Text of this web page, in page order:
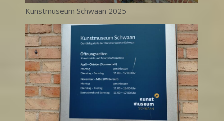
Kunstmuseum Schwaan 2025